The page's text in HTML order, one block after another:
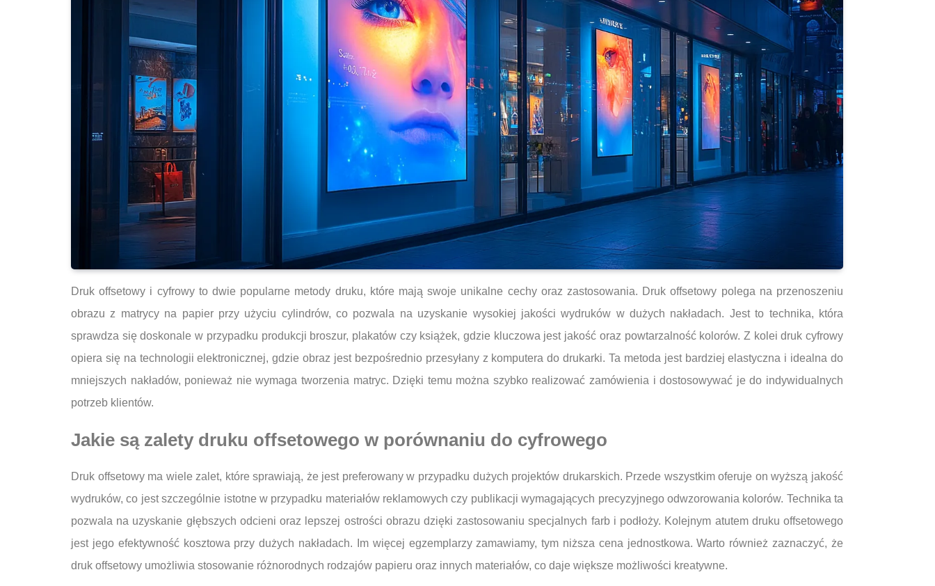
Druk offsetowy i cyfrowy to dwie popularne metody druku, które mają swoje unikalne cechy oraz zastosowania. Druk offsetowy polega na przenoszeniu
obrazu z matrycy na papier przy użyciu cylindrów, co pozwala na uzyskanie wysokiej jakości wydruków w dużych nakładach. Jest to technika, która
sprawdza się doskonale w przypadku produkcji broszur, plakatów czy książek, gdzie kluczowa jest jakość oraz powtarzalność kolorów. Z kolei druk cyfrowy
opiera się na technologii elektronicznej, gdzie obraz jest bezpośrednio przesyłany z komputera do drukarki. Ta metoda jest bardziej elastyczna i idealna do
mniejszych nakładów, ponieważ nie wymaga tworzenia matryc. Dzięki temu można szybko realizować zamówienia i dostosowywać je do indywidualnych
potrzeb klientów.
Jakie są zalety druku offsetowego w porównaniu do cyfrowego
Druk offsetowy ma wiele zalet, które sprawiają, że jest preferowany w przypadku dużych projektów drukarskich. Przede wszystkim oferuje on wyższą jakość
wydruków, co jest szczególnie istotne w przypadku materiałów reklamowych czy publikacji wymagających precyzyjnego odwzorowania kolorów. Technika ta
pozwala na uzyskanie głębszych odcieni oraz lepszej ostrości obrazu dzięki zastosowaniu specjalnych farb i podłoży. Kolejnym atutem druku offsetowego
jest jego efektywność kosztowa przy dużych nakładach. Im więcej egzemplarzy zamawiamy, tym niższa cena jednostkowa. Warto również zaznaczyć, że
druk offsetowy umożliwia stosowanie różnorodnych rodzajów papieru oraz innych materiałów, co daje większe możliwości kreatywne.